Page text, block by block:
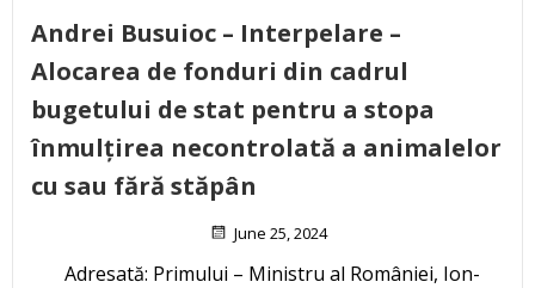
Andrei Busuioc – Interpelare –
Alocarea de fonduri din cadrul
bugetului de stat pentru a stopa
înmulțirea necontrolată a animalelor
cu sau fără stăpân
June 25, 2024
Adresată: Primului – Ministru al României, Ion-